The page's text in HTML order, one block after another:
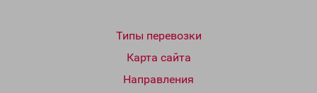
Типы перевозки
Карта сайта
Направления